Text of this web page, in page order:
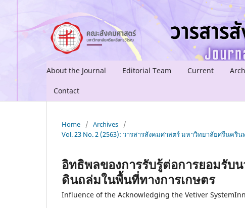
About the Journal Editorial Team Current
Contact
Home / Archives
/
Vol. 23 No. 2 (2563): วารสารสังคมศาสตร์ มหาวิทยาลัยศรีนค
อิทธิพลของการรับรู้ต่อการยอมรับ
ดินถล่มในพื้นที่ทางการเกษตร
Influence of the Acknowledging the Vetiver